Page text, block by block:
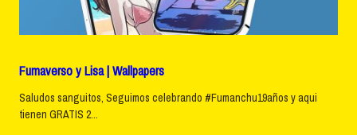
Fumaverso y Lisa | Wallpapers
Saludos sanguitos, Seguimos celebrando #Fumanchu19años y aqui
tienen GRATIS 2...